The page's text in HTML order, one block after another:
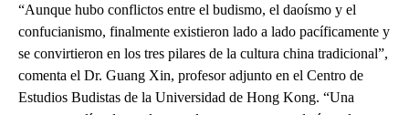
“Aunque hubo conflictos entre el budismo, el daoísmo y el
confucianismo, finalmente existieron lado a lado pacíficamente y
se convirtieron en los tres pilares de la cultura china tradicional”,
comenta el Dr. Guang Xin, profesor adjunto en el Centro de
Estudios Budistas de la Universidad de Hong Kong. “Una